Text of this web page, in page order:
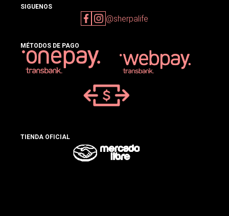
SIGUENOS
@sherpalife
MÉTODOS DE PAGO
TIENDA OFICIAL